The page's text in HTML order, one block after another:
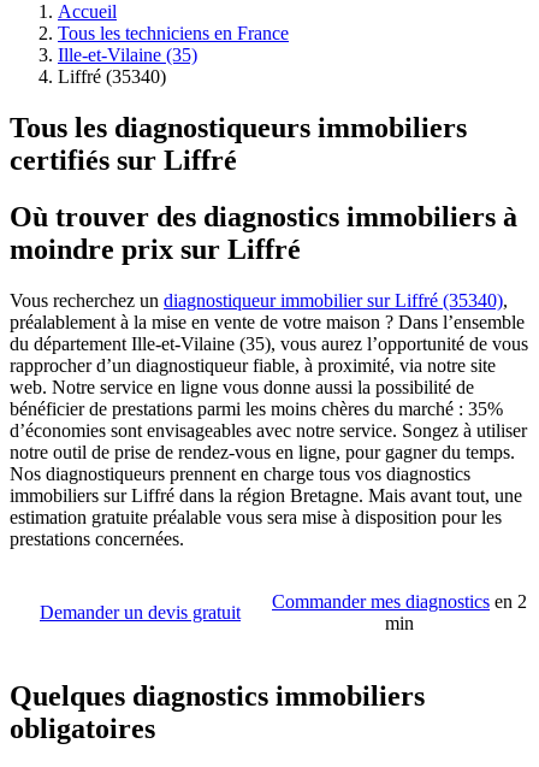
Accueil
Tous les techniciens en France
Ille-et-Vilaine (35)
Liffré (35340)
Tous les diagnostiqueurs immobiliers
certifiés sur Liffré
Où trouver des diagnostics immobiliers à
moindre prix sur Liffré
Vous recherchez un diagnostiqueur immobilier sur Liffré (35340),
préalablement à la mise en vente de votre maison ? Dans l’ensemble
du département Ille-et-Vilaine (35), vous aurez l’opportunité de vous
rapprocher d’un diagnostiqueur fiable, à proximité, via notre site
web. Notre service en ligne vous donne aussi la possibilité de
bénéficier de prestations parmi les moins chères du marché : 35%
d’économies sont envisageables avec notre service. Songez à utiliser
notre outil de prise de rendez-vous en ligne, pour gagner du temps.
Nos diagnostiqueurs prennent en charge tous vos diagnostics
immobiliers sur Liffré dans la région Bretagne. Mais avant tout, une
estimation gratuite préalable vous sera mise à disposition pour les
prestations concernées.
Demander un devis gratuit
Commander mes diagnostics en 2
min
Quelques diagnostics immobiliers
obligatoires